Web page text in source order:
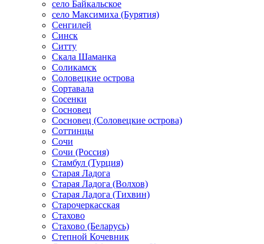
село Байкальское
село Максимиха (Бурятия)
Сенгилей
Синск
Ситту
Скала Шаманка
Соликамск
Соловецкие острова
Сортавала
Сосенки
Сосновец
Сосновец (Соловецкие острова)
Соттинцы
Сочи
Сочи (Россия)
Стамбул (Турция)
Старая Ладога
Старая Ладога (Волхов)
Старая Ладога (Тихвин)
Старочеркасская
Стахово
Стахово (Беларусь)
Степной Кочевник